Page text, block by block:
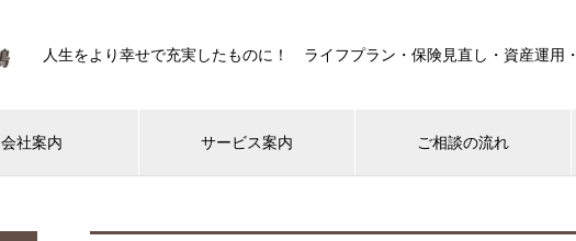
人生をより幸せで充実したものに！ ライフプラン・保険見直し・資産運用
会社案内 サービス案内 ご相談の流れ